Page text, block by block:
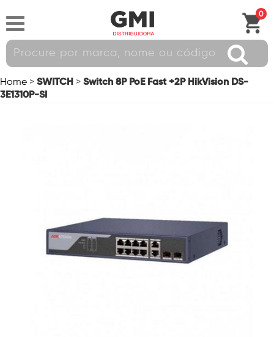
0
Home > SWITCH > Switch 8P PoE Fast +2P HikVision DS-
3E1310P-SI